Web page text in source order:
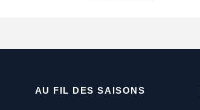
AU FIL DES SAISONS